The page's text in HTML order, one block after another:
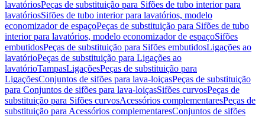
lavatóriosPeças de substituição para Sifões de tubo interior para
lavatóriosSifões de tubo interior para lavatórios, modelo
economizador de espaçoPeças de substituição para Sifões de tubo
interior para lavatórios, modelo economizador de espaçoSifões
embutidosPeças de substituição para Sifões embutidosLigações ao
lavatórioPeças de substituição para Ligações ao
lavatórioTampasLigaçõesPeças de substituição para
LigaçõesConjuntos de sifões para lava-loiçasPeças de substituição
para Conjuntos de sifões para lava-loiçasSifões curvosPeças de
substituição para Sifões curvosAcessórios complementaresPeças de
substituição para Acessórios complementaresConjuntos de sifões